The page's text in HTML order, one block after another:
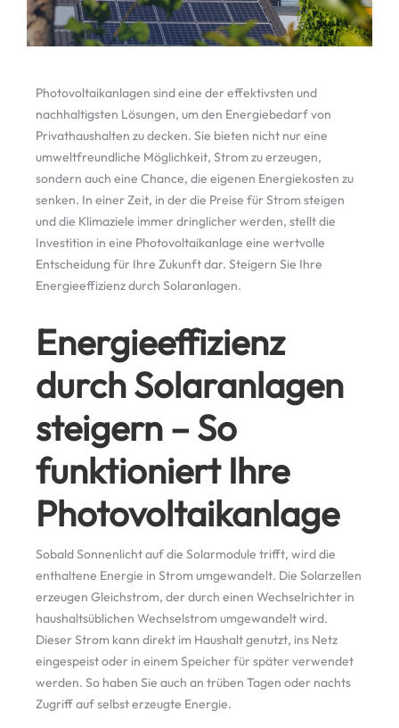
Photovoltaikanlagen sind eine der effektivsten und
nachhaltigsten Lösungen, um den Energiebedarf von
Privathaushalten zu decken. Sie bieten nicht nur eine
umweltfreundliche Möglichkeit, Strom zu erzeugen,
sondern auch eine Chance, die eigenen Energiekosten zu
senken. In einer Zeit, in der die Preise für Strom steigen
und die Klimaziele immer dringlicher werden, stellt die
Investition in eine Photovoltaikanlage eine wertvolle
Entscheidung für Ihre Zukunft dar. Steigern Sie Ihre
Energieeffizienz durch Solaranlagen.
Energieeffizienz
durch Solaranlagen
steigern – So
funktioniert Ihre
Photovoltaikanlage
Sobald Sonnenlicht auf die Solarmodule trifft, wird die
enthaltene Energie in Strom umgewandelt. Die Solarzellen
erzeugen Gleichstrom, der durch einen Wechselrichter in
haushaltsüblichen Wechselstrom umgewandelt wird.
Dieser Strom kann direkt im Haushalt genutzt, ins Netz
eingespeist oder in einem Speicher für später verwendet
werden. So haben Sie auch an trüben Tagen oder nachts
Zugriff auf selbst erzeugte Energie.